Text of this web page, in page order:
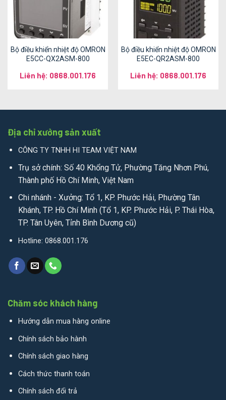
Bộ điều khiển nhiệt độ OMRON
E5CC-QX2ASM-800
Liên hệ: 0868.001.176
Bộ điều khiển nhiệt độ OMRON
E5EC-QR2ASM-800
Liên hệ: 0868.001.176
Địa chỉ xưởng sản xuất
CÔNG TY TNHH HI TEAM VIỆT NAM
Trụ sở chính: Số 40 Khổng Tử, Phường Tăng Nhơn Phú,
Thành phố Hồ Chí Minh, Việt Nam
Chi nhánh - Xưởng: Tổ 1, KP. Phước Hải, Phường Tân
Khánh, TP. Hồ Chí Minh (Tổ 1, KP. Phước Hải, P. Thái Hòa,
TP. Tân Uyên, Tỉnh Bình Dương cũ)
Hotline: 0868.001.176
Chăm sóc khách hàng
Hướng dẫn mua hàng online
Chính sách bảo hành
Chính sách giao hàng
Cách thức thanh toán
Chính sách đổi trả